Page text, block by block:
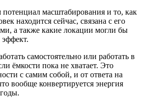
масштабирования и то, как
находится сейчас, связана с его
а также какие локации могли бы
эффект.
самостоятельно или работать в
ёмкости пока не хватает. Это
с самим собой, и от ответа на
вообще конвертируется энергия